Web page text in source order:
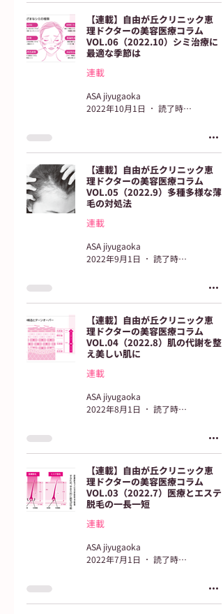
【連載】自由が丘クリニック恵
理ドクターの美容医療コラム
VOL.06（2022.10）シミ治療に
最適な季節は
連載
ASA jiyugaoka
2022年10月1日
読了時間: 3分
【連載】自由が丘クリニック恵
理ドクターの美容医療コラム
VOL.05（2022.9）多種多様な薄
毛の対処法
連載
ASA jiyugaoka
2022年9月1日
読了時間: 3分
【連載】自由が丘クリニック恵
理ドクターの美容医療コラム
VOL.04（2022.8）肌の代謝を整
え美しい肌に
連載
ASA jiyugaoka
2022年8月1日
読了時間: 3分
【連載】自由が丘クリニック恵
理ドクターの美容医療コラム
VOL.03（2022.7）医療とエステ
脱毛の一長一短
連載
ASA jiyugaoka
2022年7月1日
読了時間: 3分